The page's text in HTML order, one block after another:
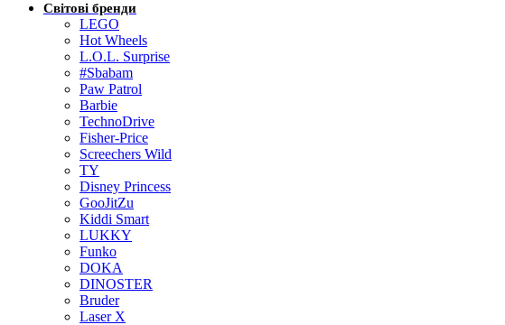
Світові бренди
LEGO
Hot Wheels
L.O.L. Surprise
#Sbabam
Paw Patrol
Barbie
TechnoDrive
Fisher-Price
Screechers Wild
TY
Disney Princess
GooJitZu
Kiddi Smart
LUKKY
Funko
DOKA
DINOSTER
Bruder
Laser X